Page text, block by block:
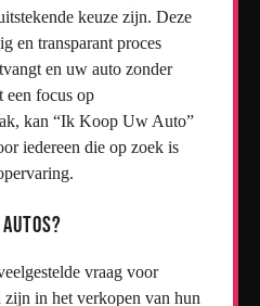
keuze zijn. Deze
en transparant proces
en uw auto zonder
een focus op
kan “Ik Koop Uw Auto”
iedereen die op zoek is
vraag voor
zijn in het verkopen van hun